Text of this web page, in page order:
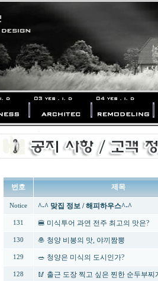
번호 제목
Notice ^-^ 맞집 정보 / 해피하우스^-^
131 🍔 미식투어 과연 전주 최고의 맛은?
130 🧆 청양 비봉의 맛, 야끼짬뽕
129 🥗 청양은 미식의 도시인가?
128 🥢 출근 도장 찍고 싶은 찐한 순두부찌